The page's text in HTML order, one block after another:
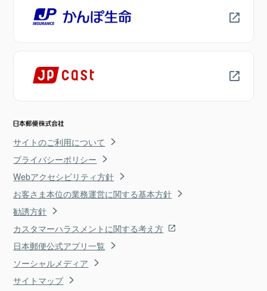
サイトのご利用について
プライバシーポリシー
Webアクセシビリティ方針
お客さま本位の業務運営に関する基本方針
勧誘方針
カスタマーハラスメントに関する考え方
日本郵便公式アプリ一覧
ソーシャルメディア
サイトマップ